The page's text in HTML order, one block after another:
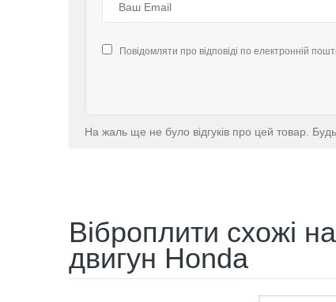
Повідомляти про відповіді по електронній пошті
На жаль ще не було відгуків про цей товар.
Віброплити схожі
двигун Honda